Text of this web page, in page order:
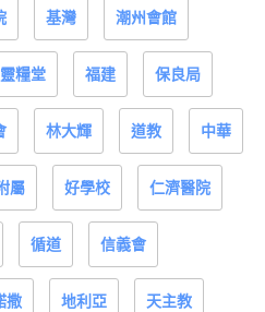
基灣 潮州會館
靈糧堂 福建 保良局
林大輝 道教 中華
屬 好學校 仁濟醫院
循道 信義會
撒 地利亞 天主教